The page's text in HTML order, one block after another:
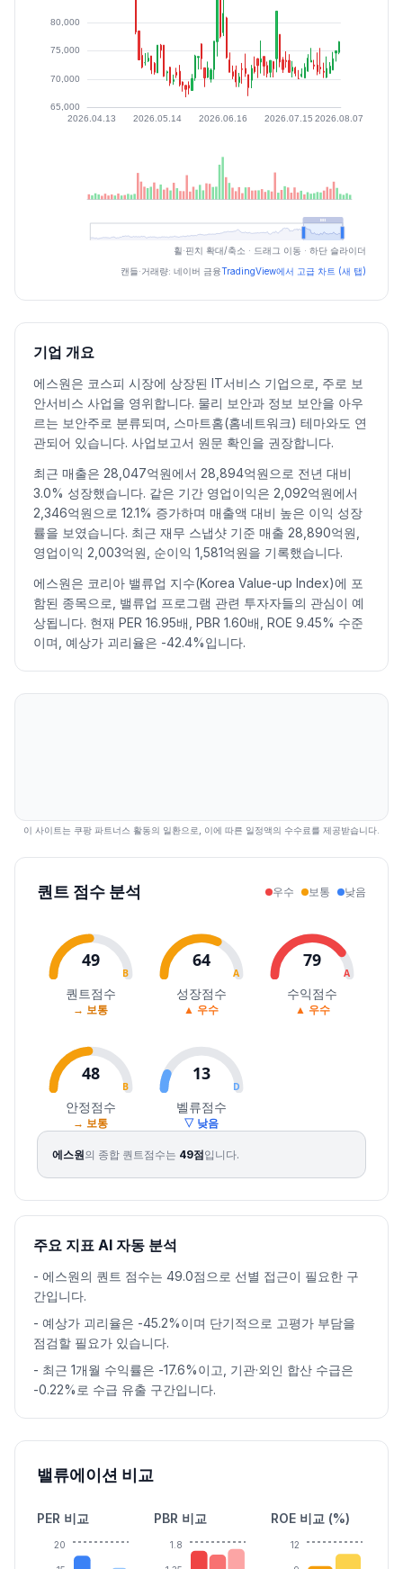
최근 구간 일별 OHLCV (스크린 리더용)
고가 저가 종가 등락률%거래량
2026.07.06
72400731007030071000-1.80196161
2026.07.07
712007330070300733003.24 48313
2026.07.08
73100
2026.07.10
77900779007210073000-10.9886509
2026.07.13
734007390071100 71700-1.78 48474
2026.07.14
733007490072000731001.95 86781
2026.07.16
7140073200 70300721001.26
62505
2026.07.20
72000722007050071000-1.53 35657
2026.07.21
70100716007000070100-1.27 51857
2026.07.22
705007190070300709001.14
40971
2026.07.23
702007280070200721001.69 44597
2026.07.24
714007440071300737002.22 53316
2026.07.27
73000755007300073300-0.5449964
2026.07.28
72500734007170072300-1.36
2026.07.29
72500747007070071300-1.38 90397
2026.07.30
721007550070900718000.70 77065
2026.08.07
747007670074400766002.13 32524
휠·핀치 확대/축소 · 드래그 이동 · 하단 슬라이더
캔들·거래량: 네이버 금융TradingView에서 고급 차트 (새 탭)
기업 개요
에스원은 코스피 시장에 상장된 IT서비스 기업으로, 주로 보
안서비스 사업을 영위합니다. 물리 보안과 정보 보안을 아우
르는 보안주로 분류되며, 스마트홈(홈네트워크) 테마와도 연
관되어 있습니다. 사업보고서 원문 확인을 권장합니다.
최근 매출은 28,047억원에서 28,894억원으로 전년 대비
3.0% 성장했습니다. 같은 기간 영업이익은 2,092억원에서
2,346억원으로 12.1% 증가하며 매출액 대비 높은 이익 성장
률을 보였습니다. 최근 재무 스냅샷 기준 매출 28,890억원,
영업이익 2,003억원, 순이익 1,581억원을 기록했습니다.
에스원은 코리아 밸류업 지수(Korea Value-up Index)에 포
함된 종목으로, 밸류업 프로그램 관련 투자자들의 관심이 예
상됩니다. 현재 PER 16.95배, PBR 1.60배, ROE 9.45% 수준
이며, 예상가 괴리율은 -42.4%입니다.
이 사이트는 쿠팡 파트너스 활동의 일환으로, 이에 따른 일정액의 수수료를 제공받습니다.
퀀트 점수 분석 우수 보통 낮음
49
B
퀀트점수
→ 보통
64
A
성장점수
▲ 우수
79
A
수익점수
▲ 우수
48
B
안정점수
→ 보통
13
D
벨류점수
▽ 낮음
에스원의 종합 퀀트점수는 49점입니다.
주요 지표 AI 자동 분석
- 에스원의 퀀트 점수는 49.0점으로 선별 접근이 필요한 구
간입니다.
- 예상가 괴리율은 -45.2%이며 단기적으로 고평가 부담을
점검할 필요가 있습니다.
- 최근 1개월 수익률은 -17.6%이고, 기관·외인 합산 수급은
-0.22%로 수급 유출 구간입니다.
밸류에이션 비교
PER 비교
20
PBR 비교
1.8
ROE 비교 (%)
12